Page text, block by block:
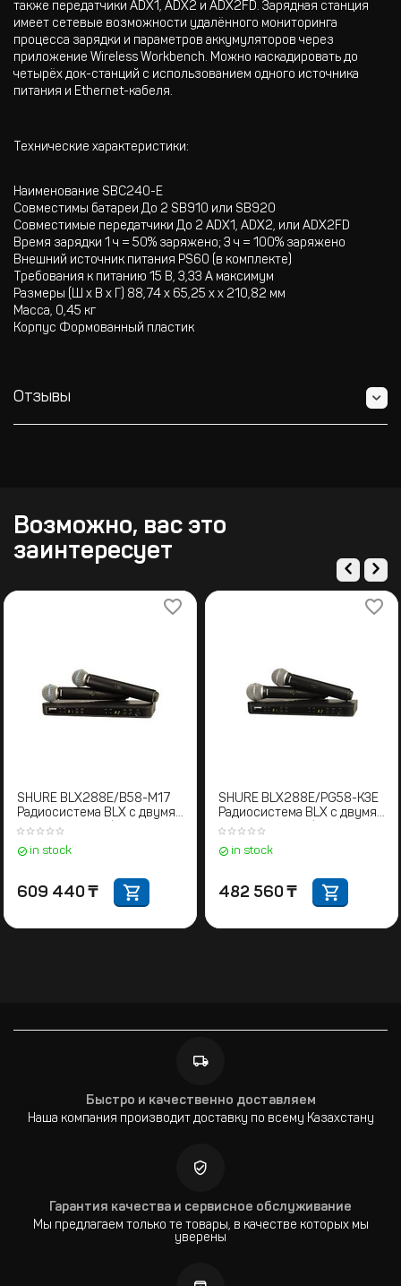
также передатчики ADX1, ADX2 и ADX2FD. Зарядная станция
имеет сетевые возможности удалённого мониторинга
процесса зарядки и параметров аккумуляторов через
приложение Wireless Workbench. Можно каскадировать до
четырёх док-станций с использованием одного источника
питания и Ethernet-кабеля.
Технические характеристики:
Наименование SBC240-E
Совместимы батареи До 2 SB910 или SB920
Совместимые передатчики До 2 ADX1, ADX2, или ADX2FD
Время зарядки 1 ч = 50% заряжено; 3 ч = 100% заряжено
Внешний источник питания PS60 (в комплекте)
Требования к питанию 15 В, 3,33 A максимум
Размеры (Ш х В х Г) 88,74 х 65,25 х x 210,82 мм
Масса, 0,45 кг
Корпус Формованный пластик
Отзывы
Возможно, вас это
заинтересует
SHURE BLX288E/B58-M17
Радиосистема BLX с двумя
ручными микрофонами
in stock
609 440 ₸
SHURE BLX288E/PG58-K3E
Радиосистема BLX с двумя
ручными микрофонами
PG58 606-630 MHz
in stock
482 560 ₸
Быстро и качественно доставляем
Наша компания производит доставку по всему Казахстану
Гарантия качества и сервисное обслуживание
Мы предлагаем только те товары, в качестве которых мы
уверены